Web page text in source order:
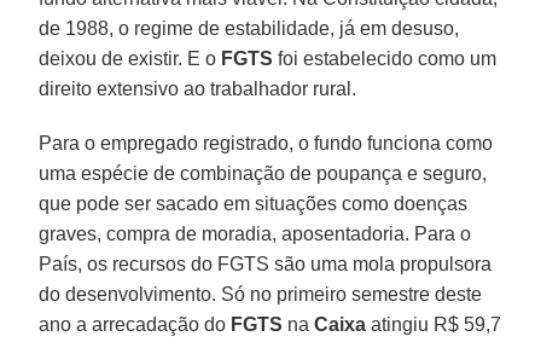
de 1988, o regime de estabilidade, já em desuso,
deixou de existir. E o FGTS foi estabelecido como um
direito extensivo ao trabalhador rural.
Para o empregado registrado, o fundo funciona como
uma espécie de combinação de poupança e seguro,
que pode ser sacado em situações como doenças
graves, compra de moradia, aposentadoria. Para o
País, os recursos do FGTS são uma mola propulsora
do desenvolvimento. Só no primeiro semestre deste
ano a arrecadação do FGTS naCaixa atingiu R$ 59,7